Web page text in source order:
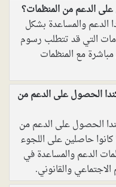
الدعم من المنظمات؟
الدعم والمساعدة بشكل
التي قد تتطلب رسوم
مع المنظمات
الحصول على الدعم من
الحصول على الدعم من
حاصلين على اللجوء
الدعم والمساعدة في
والقانوني.